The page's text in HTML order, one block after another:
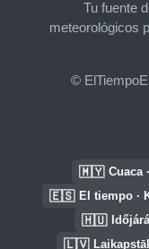
Tu fuente
meteorológicos
©
🇲🇾 Cuaca
🇪🇸 El tiempo ·
🇭🇺
🇱🇻